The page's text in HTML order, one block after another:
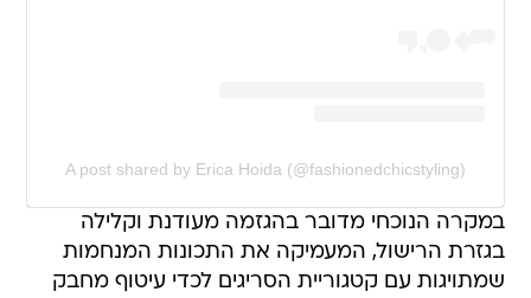
A post shared by Erica Hoida (@fashionedchicstyling)
במקרה הנוכחי מדובר בהגזמה מעודנת וקלילה
בגזרת הרישול, המעמיקה את התכונות המנחמות
שמתויגות עם קטגוריית הסריגים לכדי עיטוף מחבק